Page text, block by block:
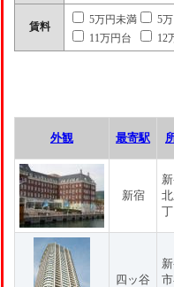
賃料
5万円未満
5
11万円台
12
外観 最寄駅
新宿
四ッ谷